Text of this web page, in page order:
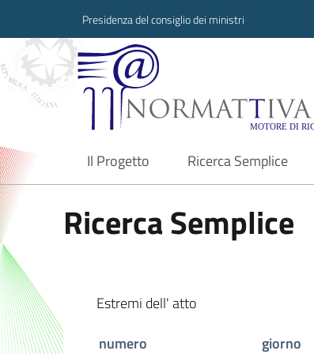
Presidenza del consiglio dei ministri
Normattiva
Il Progetto
current Ricerca Semplice
Ricerca Semplice
Estremi dell' atto
numero
giorno